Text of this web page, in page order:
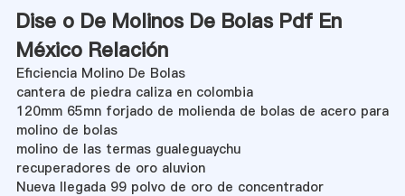
Dise o De Molinos De Bolas Pdf En
México Relación
Eficiencia Molino De Bolas
cantera de piedra caliza en colombia
120mm 65mn forjado de molienda de bolas de acero para
molino de bolas
molino de las termas gualeguaychu
recuperadores de oro aluvion
Nueva llegada 99 polvo de oro de concentrador